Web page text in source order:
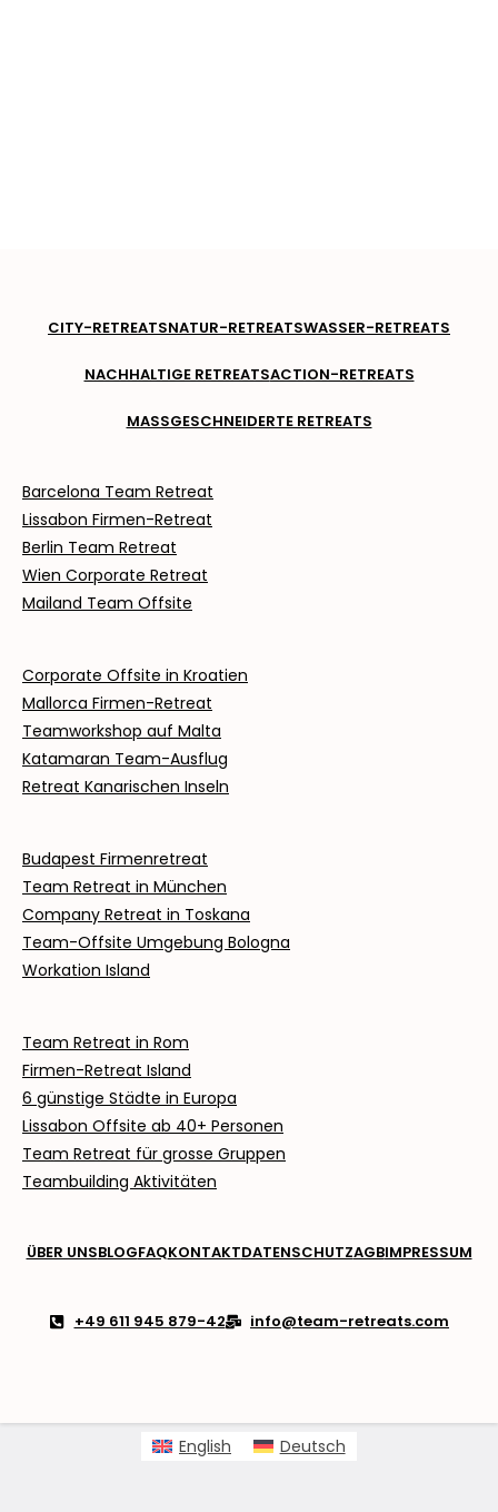
CITY-RETREATSNATUR-RETREATSWASSER-RETREATS
NACHHALTIGE RETREATSACTION-RETREATS
MASSGESCHNEIDERTE RETREATS
Barcelona Team Retreat
Lissabon Firmen-Retreat
Berlin Team Retreat
Wien Corporate Retreat
Mailand Team Offsite
Corporate Offsite in Kroatien
Mallorca Firmen-Retreat
Teamworkshop auf Malta
Katamaran Team-Ausflug
Retreat Kanarischen Inseln
Budapest Firmenretreat
Team Retreat in München
Company Retreat in Toskana
Team-Offsite Umgebung Bologna
Workation Island
Team Retreat in Rom
Firmen-Retreat Island
6 günstige Städte in Europa
Lissabon Offsite ab 40+ Personen
Team Retreat für grosse Gruppen
Teambuilding Aktivitäten
ÜBER UNSBLOGFAQKONTAKTDATENSCHUTZAGBIMPRESSUM
+49 611 945 879-42 info@team-retreats.com
English Deutsch